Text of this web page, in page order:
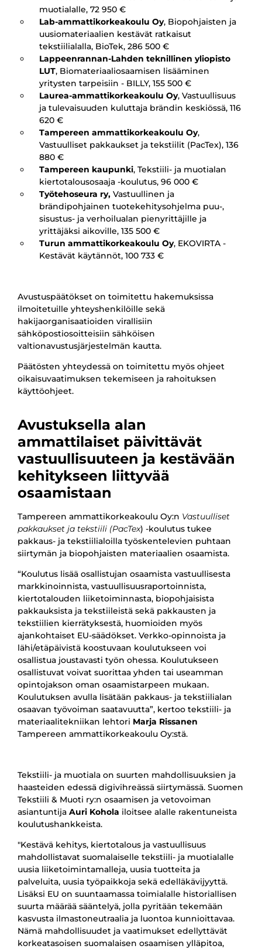
muotialalle, 72 950 €
Lab-ammattikorkeakoulu Oy, Biopohjaisten ja
uusiomateriaalien kestävät ratkaisut
tekstiilialalla, BioTek, 286 500 €
Lappeenrannan-Lahden teknillinen yliopisto
LUT, Biomateriaaliosaamisen lisääminen
yritysten tarpeisiin - BILLY, 155 500 €
Laurea-ammattikorkeakoulu Oy, Vastuullisuus
ja tulevaisuuden kuluttaja brändin keskiössä, 116
620 €
Tampereen ammattikorkeakoulu Oy,
Vastuulliset pakkaukset ja tekstiilit (PacTex), 136
880 €
Tampereen kaupunki, Tekstiili- ja muotialan
kiertotalousosaaja -koulutus, 96 000 €
Työtehoseura ry, Vastuullinen ja
brändipohjainen tuotekehitysohjelma puu-,
sisustus- ja verhoilualan pienyrittäjille ja
yrittäjäksi aikoville, 135 500 €
Turun ammattikorkeakoulu Oy, EKOVIRTA -
Kestävät käytännöt, 100 733 €
Avustuspäätökset on toimitettu hakemuksissa
ilmoitetuille yhteyshenkilöille sekä
hakijaorganisaatioiden virallisiin
sähköpostiosoitteisiin sähköisen
valtionavustusjärjestelmän kautta.
Päätösten yhteydessä on toimitettu myös ohjeet
oikaisuvaatimuksen tekemiseen ja rahoituksen
käyttöohjeet.
Avustuksella alan
ammattilaiset päivittävät
vastuullisuuteen ja kestävään
kehitykseen liittyvää
osaamistaan
Tampereen ammattikorkeakoulu Oy:n Vastuulliset
pakkaukset ja tekstiili (PacTex) -koulutus tukee
pakkaus- ja tekstiilialoilla työskentelevien puhtaan
siirtymän ja biopohjaisten materiaalien osaamista.
“Koulutus lisää osallistujan osaamista vastuullisesta
markkinoinnista, vastuullisuusraportoinnista,
kiertotalouden liiketoiminnasta, biopohjaisista
pakkauksista ja tekstiileistä sekä pakkausten ja
tekstiilien kierrätyksestä, huomioiden myös
ajankohtaiset EU-säädökset. Verkko-opinnoista ja
lähi/etäpäivistä koostuvaan koulutukseen voi
osallistua joustavasti työn ohessa. Koulutukseen
osallistuvat voivat suorittaa yhden tai useamman
opintojakson oman osaamistarpeen mukaan.
Koulutuksen avulla lisätään pakkaus- ja tekstiilialan
osaavan työvoiman saatavuutta”, kertoo tekstiili- ja
materiaalitekniikan lehtori Marja Rissanen
Tampereen ammattikorkeakoulu Oy:stä.
Tekstiili- ja muotiala on suurten mahdollisuuksien ja
haasteiden edessä digivihreässä siirtymässä. Suomen
Tekstiili & Muoti ry:n osaamisen ja vetovoiman
asiantuntija Auri Kohola iloitsee alalle rakentuneista
koulutushankkeista.
"Kestävä kehitys, kiertotalous ja vastuullisuus
mahdollistavat suomalaiselle tekstiili- ja muotialalle
uusia liiketoimintamalleja, uusia tuotteita ja
palveluita, uusia työpaikkoja sekä edelläkävijyyttä.
Lisäksi EU on suuntaamassa toimialalle historiallisen
suurta määrää sääntelyä, jolla pyritään tekemään
kasvusta ilmastoneutraalia ja luontoa kunnioittavaa.
Nämä mahdollisuudet ja vaatimukset edellyttävät
korkeatasoisen suomalaisen osaamisen ylläpitoa,